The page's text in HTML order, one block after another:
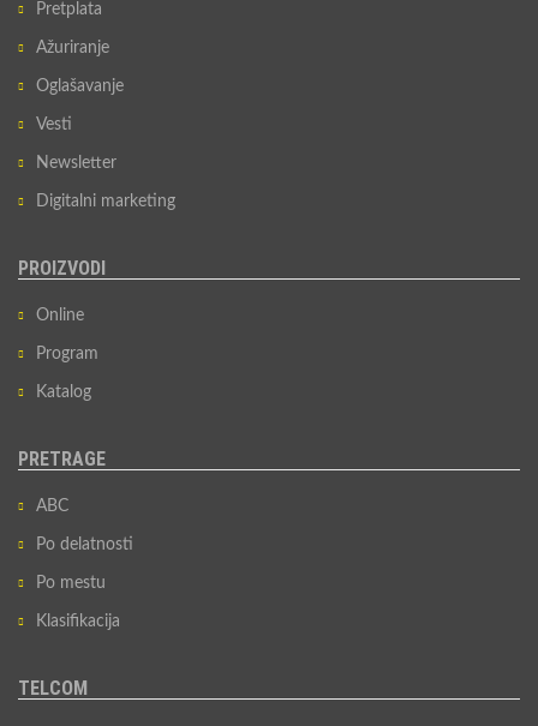
Pretplata
Ažuriranje
Oglašavanje
Vesti
Newsletter
Digitalni marketing
PROIZVODI
Online
Program
Katalog
PRETRAGE
ABC
Po delatnosti
Po mestu
Klasifikacija
TELCOM